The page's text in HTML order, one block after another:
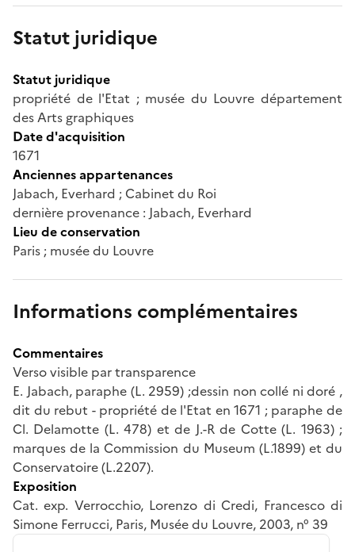
Statut juridique
Statut juridique
propriété de l'Etat ; musée du Louvre département
des Arts graphiques
Date d'acquisition
1671
Anciennes appartenances
Jabach, Everhard ; Cabinet du Roi
dernière provenance : Jabach, Everhard
Lieu de conservation
Paris ; musée du Louvre
Informations complémentaires
Commentaires
Verso visible par transparence
E. Jabach, paraphe (L. 2959) ;dessin non collé ni doré ,
dit du rebut - propriété de l'Etat en 1671 ; paraphe de
Cl. Delamotte (L. 478) et de J.-R de Cotte (L. 1963) ;
marques de la Commission du Museum (L.1899) et du
Conservatoire (L.2207).
Exposition
Cat. exp. Verrocchio, Lorenzo di Credi, Francesco di
Simone Ferrucci, Paris, Musée du Louvre, 2003, n° 39